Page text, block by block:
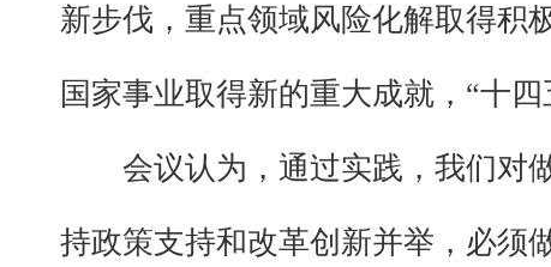
新步伐，重点领域风险化解取得积
国家事业取得新的重大成就，“十
会议认为，通过实践，我们对
持政策支持和改革创新并举，必须